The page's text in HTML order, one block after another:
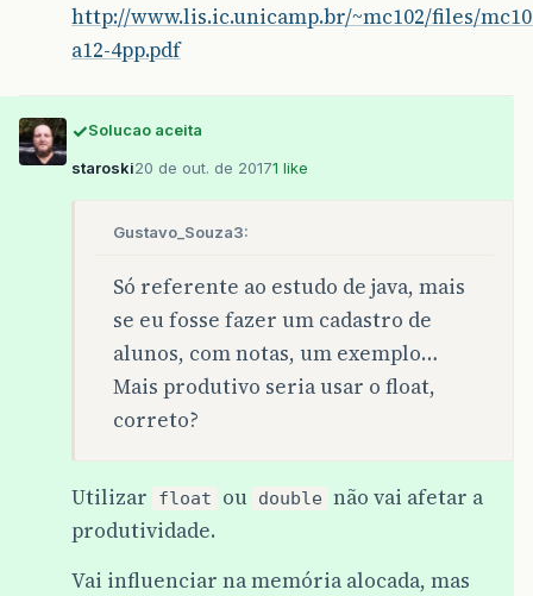
http://www.lis.ic.unicamp.br/~mc102/files/
a12-4pp.pdf
Solucao aceita
staroski20 de out. de 20171 like
Gustavo_Souza3:
Só referente ao estudo de java, mais
se eu fosse fazer um cadastro de
alunos, com notas, um exemplo…
Mais produtivo seria usar o float,
correto?
Utilizar float ou double não vai afetar a
produtividade.
Vai influenciar na memória alocada, mas